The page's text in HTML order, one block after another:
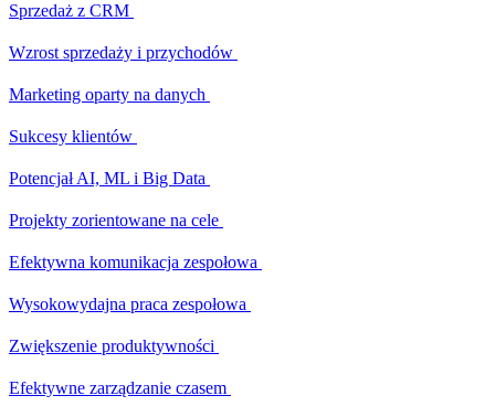
Sprzedaż z CRM
Wzrost sprzedaży i przychodów
Marketing oparty na danych
Sukcesy klientów
Potencjał AI, ML i Big Data
Projekty zorientowane na cele
Efektywna komunikacja zespołowa
Wysokowydajna praca zespołowa
Zwiększenie produktywności
Efektywne zarządzanie czasem